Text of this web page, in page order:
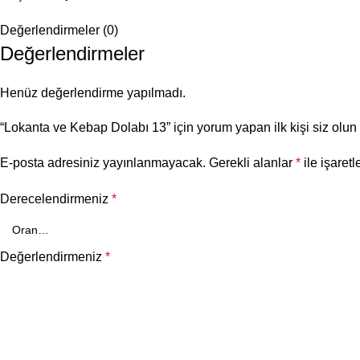
Değerlendirmeler (0)
Değerlendirmeler
Henüz değerlendirme yapılmadı.
“Lokanta ve Kebap Dolabı 13” için yorum yapan ilk kişi siz olun
E-posta adresiniz yayınlanmayacak. Gerekli alanlar * ile
Derecelendirmeniz *
Değerlendirmeniz *